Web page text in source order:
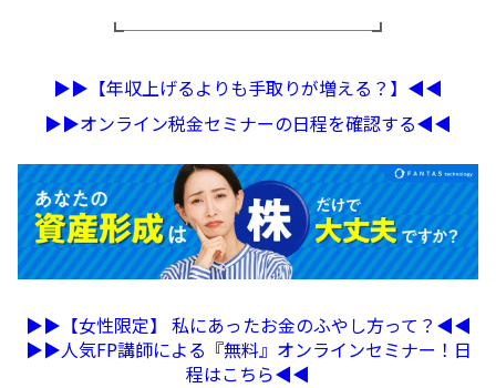
┗──────────────┛
▶︎▶︎【年収上げるよりも手取りが増える？】◀︎◀︎
▶︎▶︎オンライン税金セミナーの日程を確認する◀︎◀︎
▶︎▶︎【女性限定】 私にあったお金のふやし方って？◀︎◀︎
▶︎▶︎人気FP講師による『無料』オンラインセミナー！日
程はこちら◀︎◀︎